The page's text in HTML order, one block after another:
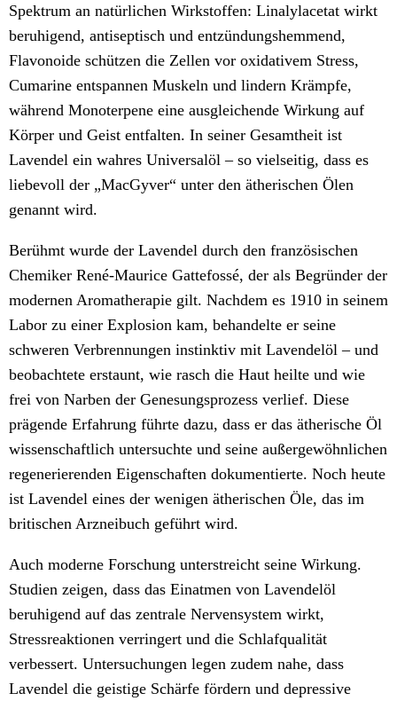
Spektrum an natürlichen Wirkstoffen: Linalylacetat wirkt
beruhigend, antiseptisch und entzündungshemmend,
Flavonoide schützen die Zellen vor oxidativem Stress,
Cumarine entspannen Muskeln und lindern Krämpfe,
während Monoterpene eine ausgleichende Wirkung auf
Körper und Geist entfalten. In seiner Gesamtheit ist
Lavendel ein wahres Universalöl – so vielseitig, dass es
liebevoll der „MacGyver“ unter den ätherischen Ölen
genannt wird.
Berühmt wurde der Lavendel durch den französischen
Chemiker René-Maurice Gattefossé, der als Begründer der
modernen Aromatherapie gilt. Nachdem es 1910 in seinem
Labor zu einer Explosion kam, behandelte er seine
schweren Verbrennungen instinktiv mit Lavendelöl – und
beobachtete erstaunt, wie rasch die Haut heilte und wie
frei von Narben der Genesungsprozess verlief. Diese
prägende Erfahrung führte dazu, dass er das ätherische Öl
wissenschaftlich untersuchte und seine außergewöhnlichen
regenerierenden Eigenschaften dokumentierte. Noch heute
ist Lavendel eines der wenigen ätherischen Öle, das im
britischen Arzneibuch geführt wird.
Auch moderne Forschung unterstreicht seine Wirkung.
Studien zeigen, dass das Einatmen von Lavendelöl
beruhigend auf das zentrale Nervensystem wirkt,
Stressreaktionen verringert und die Schlafqualität
verbessert. Untersuchungen legen zudem nahe, dass
Lavendel die geistige Schärfe fördern und depressive